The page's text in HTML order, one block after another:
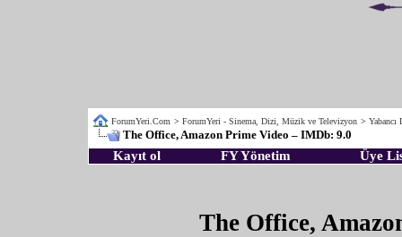
ForumYeri.Com > ForumYeri - Sinema, Dizi, Müzik ve Televizyon > Yabancı
The Office, Amazon Prime Video – IMDb: 9.0
Kayıt ol FY Yönetim Üye
The Office,